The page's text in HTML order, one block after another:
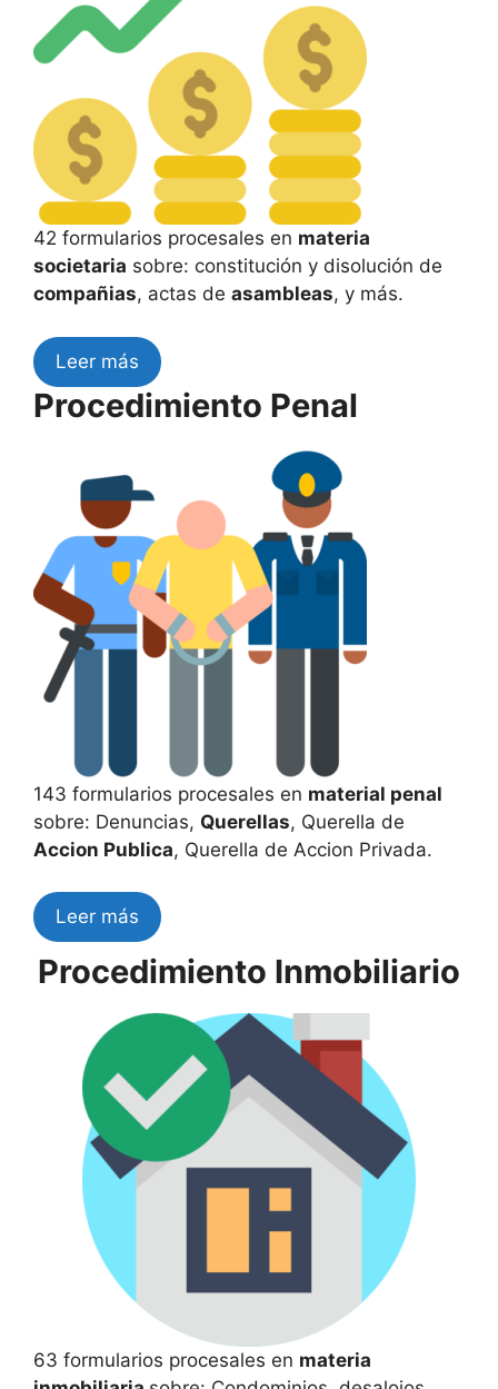
42 formularios procesales en materia
societaria sobre: constitución y disolución de
compañias, actas de asambleas, y más.
Leer más
Procedimiento Penal
143 formularios procesales en material penal
sobre: Denuncias, Querellas, Querella de
Accion Publica, Querella de Accion Privada.
Leer más
Procedimiento Inmobiliario
63 formularios procesales en materia